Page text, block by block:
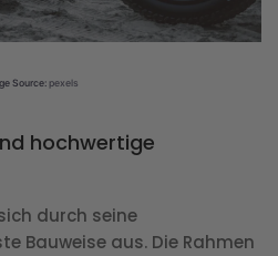
Source:pexels
hochwertige
durch seine
Bauweise aus. Die Rahmen